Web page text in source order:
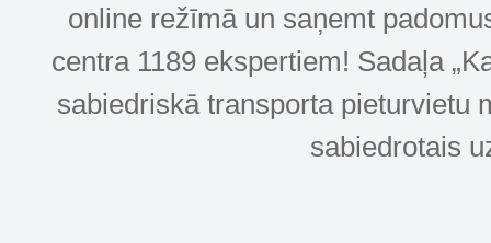
online režīmā un saņemt
centra 1189 ekspertiem! Sadaļa
sabiedriskā transporta pieturvietu
sabiedrotais